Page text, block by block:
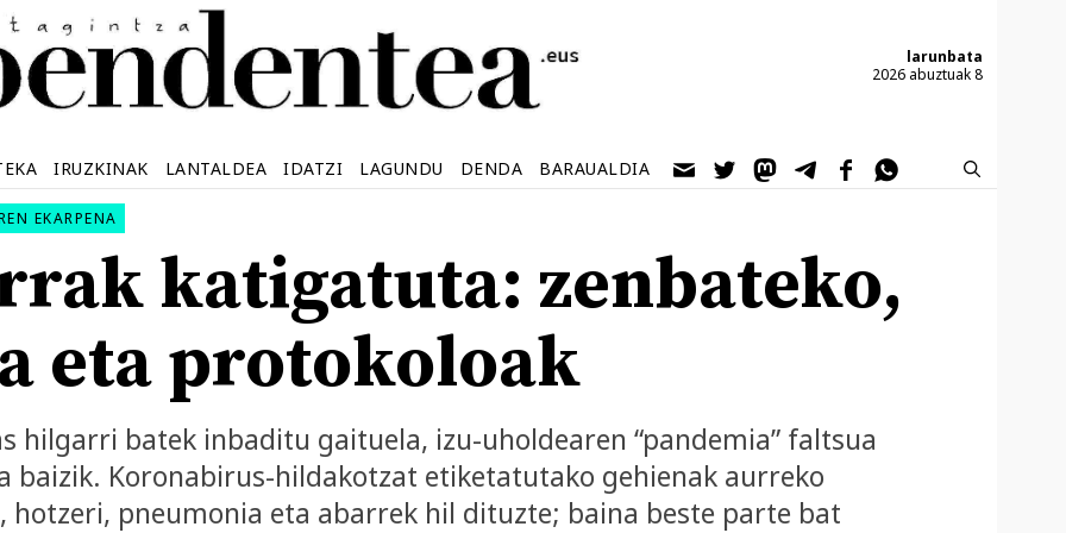
larunbata
2026 abuztuak 8
IRUZKINAK LANTALDEA IDATZI LAGUNDU DENDA BARAUALDIA
EKARPENA
katigatuta: zenbateko,
eta protokoloak
hilgarri batek inbaditu gaituela, izu-uholdearen “pandemia” faltsua
baizik. Koronabirus-hildakotzat etiketatutako gehienak aurreko
hotzeri, pneumonia eta abarrek hil dituzte; baina beste parte bat